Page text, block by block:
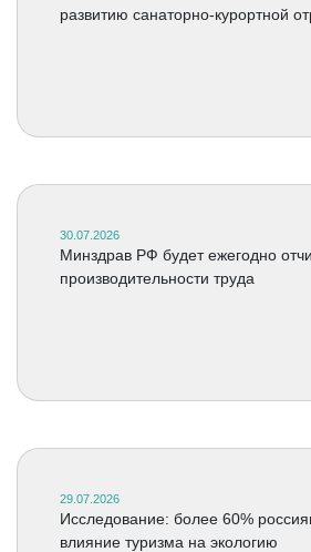
развитию санаторно-курортной
30.07.2026
Минздрав РФ будет ежегодно
производительности труда
29.07.2026
Исследование: более 60%
влияние туризма на экологию